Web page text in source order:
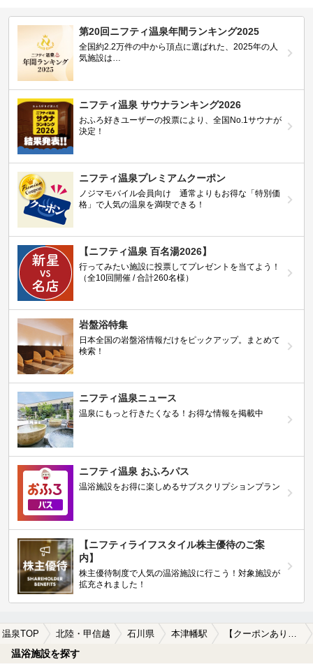
第20回ニフティ温泉年間ランキング2025
全国約2.2万件の中から頂点に選ばれた、2025年の人
気施設は…
ニフティ温泉 サウナランキング2026
おふろ好きユーザーの投票により、全国No.1サウナが
決定！
ニフティ温泉プレミアムクーポン
ノジマモバイル会員向け 通常よりもお得な「特別価
格」で人気の温泉を満喫できる！
【ニフティ温泉 百名湯2026】
行ってみたい施設に投票してプレゼントを当てよう！
（全10回開催 / 合計260名様）
岩盤浴特集
日本全国の岩盤浴情報だけをピックアップ。まとめて
検索！
ニフティ温泉ニュース
温泉にもっと行きたくなる！お得な情報を掲載中
ニフティ温泉 おふろパス
温浴施設をお得に楽しめるサブスクリプションプラン
【ニフティライフスタイル株主優待のご案
内】
株主優待制度で人気の温浴施設に行こう！対象施設が
拡充されました！
温泉TOP 北陸・甲信越 石川県 本津幡駅 【クーポンあり】冷え性に効能がある本津幡駅近くの温泉、日帰り温泉、スーパー銭湯おすすめ
温浴施設を探す